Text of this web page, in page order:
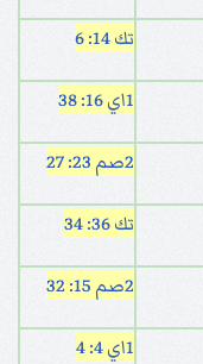
تك 14: 6
1اي 16: 38
2صم 23: 27
تك 36: 34
2صم 15: 32
1اي 4: 4